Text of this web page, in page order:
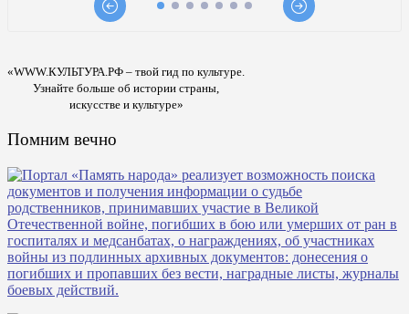
«WWW.КУЛЬТУРА.РФ – твой гид по культуре.
Узнайте больше об истории страны,
искусстве и культуре»
Помним вечно